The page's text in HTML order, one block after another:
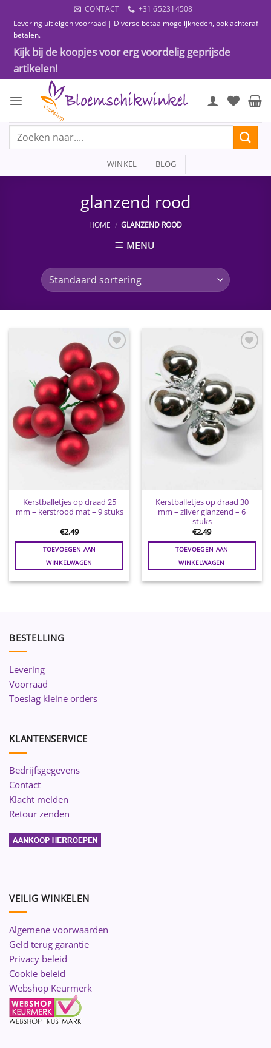
naar
inhoud
CONTACT
+31 652314508
Levering uit eigen voorraad | Diverse betaalmogelijkheden, ook achteraf
betalen.
Kijk bij de koopjes voor erg voordelig geprijsde
artikelen!
Zoeken
WINKEL BLOG
glanzend rood
HOME / GLANZEND ROOD
MENU
Toevoegen
aan
wenslijst
Kerstballetjes op draad 25
mm – kerstrood mat – 9 stuks
€2.49
TOEVOEGEN AAN
WINKELWAGEN
Kerstballetjes op draad 30
mm – zilver glanzend – 6
stuks
€2.49
TOEVOEGEN AAN
WINKELWAGEN
BESTELLING
Levering
Voorraad
Toeslag kleine orders
KLANTENSERVICE
Bedrijfsgegevens
Contact
Klacht melden
Retour zenden
VEILIG WINKELEN
Algemene voorwaarden
Geld terug garantie
Privacy beleid
Cookie beleid
Webshop Keurmerk